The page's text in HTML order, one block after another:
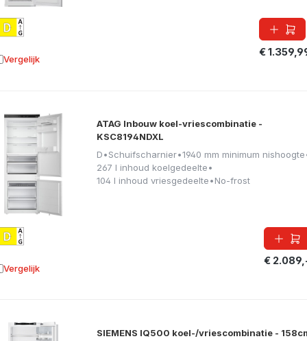
€
Vergelijk aan vergelijking
ATAG Inbouw koel-vriescombinatie -
KSC8194NDXL
D•Schuifscharnier•1940 mm minimum nishoogte
267 l inhoud koelgedeelte•
104 l inhoud vriesgedeelte•No-frost
€
Vergelijk aan vergelijking
SIEMENS IQ500 koel-/vriescombinatie -